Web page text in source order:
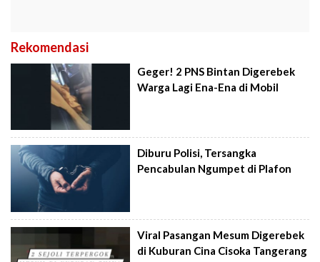
Rekomendasi
Geger! 2 PNS Bintan Digerebek
Warga Lagi Ena-Ena di Mobil
Diburu Polisi, Tersangka
Pencabulan Ngumpet di Plafon
Viral Pasangan Mesum Digerebek
di Kuburan Cina Cisoka Tangerang